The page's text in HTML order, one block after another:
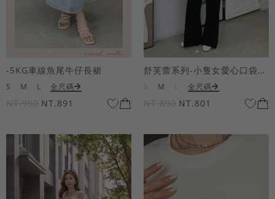
-5KG車線魚尾牛仔長裙
S M L 全尺碼
NT.990 NT.891
舒芙蕾系列-小隻女愛心口袋寬褲
M 全尺碼
NT.890 NT.801